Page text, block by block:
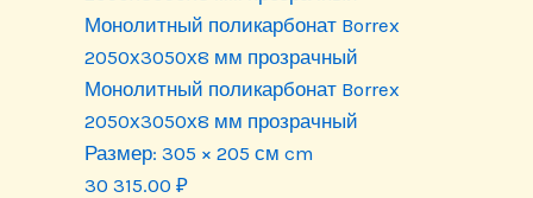
Монолитный поликарбонат Borrex
2050х3050х8 мм прозрачный
Монолитный поликарбонат Borrex
2050х3050х8 мм прозрачный
Размер: 305 × 205 см cm
30 315.00 ₽